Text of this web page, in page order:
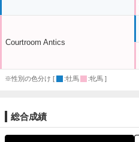
Courtroom Antics
※性別の色分け [ :牡馬 :牝馬 ]
総合成績